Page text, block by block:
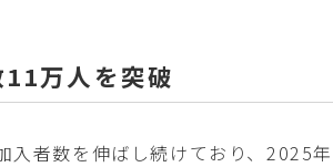
万人を突破
入者数を伸ばし続けており、2025